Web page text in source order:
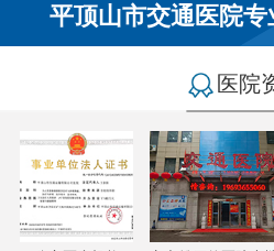
平顶山市交通医院
医院
小李：
医院环境不错，就是人有